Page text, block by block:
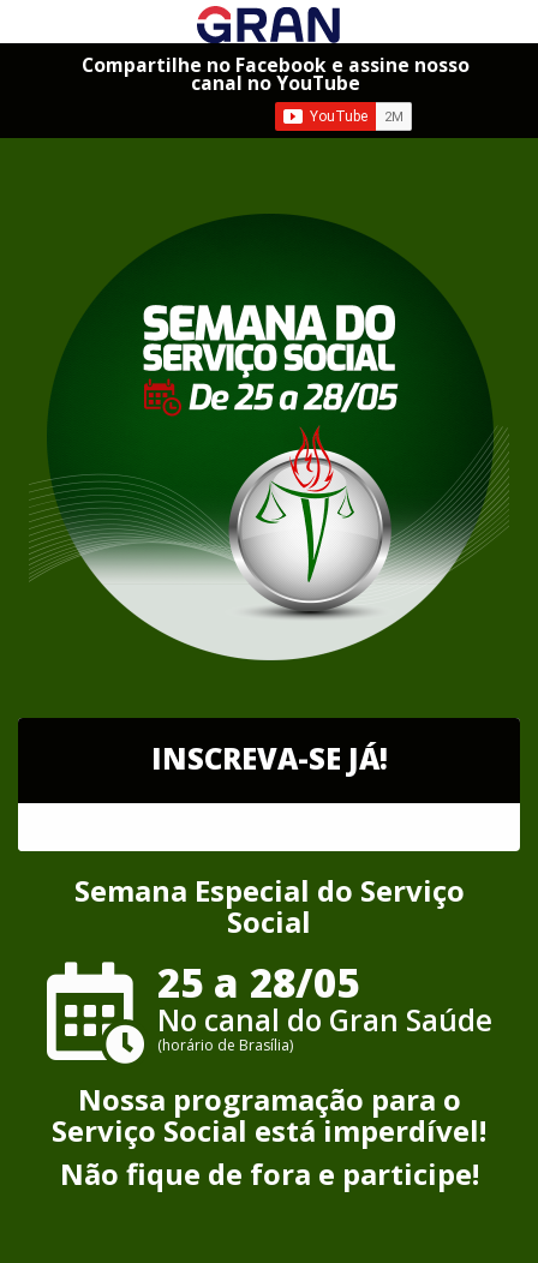
Compartilhe no Facebook e assine nosso
canal no YouTube
INSCREVA-SE JÁ!
Semana Especial do Serviço
Social
25 a 28/05
No canal do Gran Saúde
(horário de Brasília)
Nossa programação para o
Serviço Social está imperdível!
Não fique de fora e participe!